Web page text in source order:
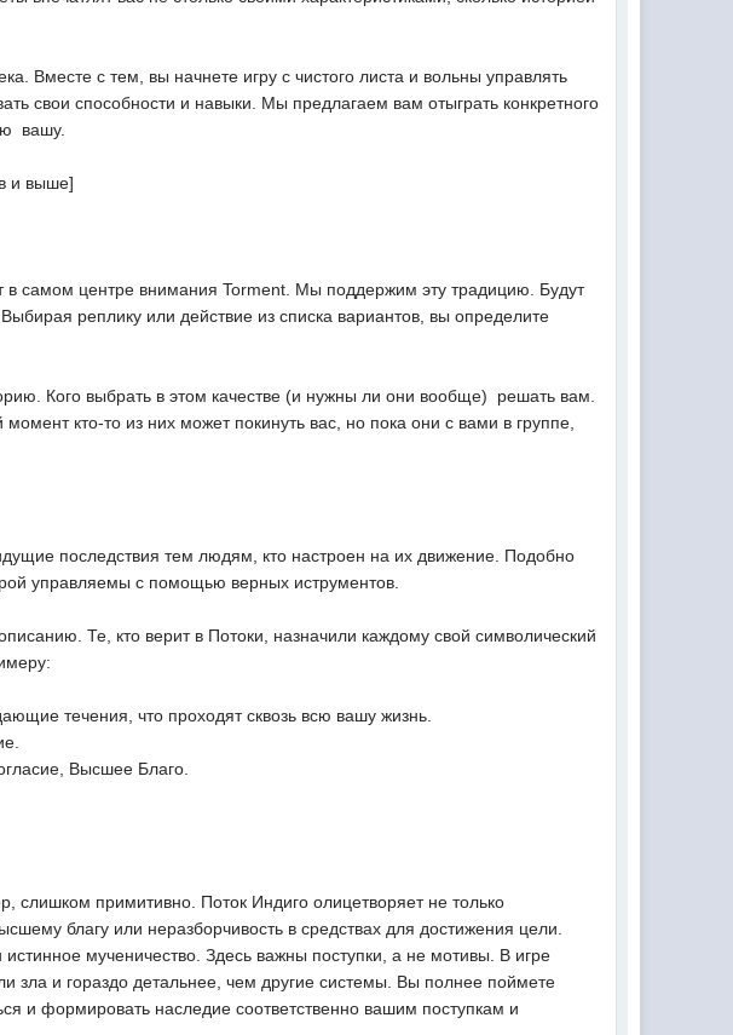
Вместе с тем, вы начнете игру с чистого листа и вольны управлять
свои способности и навыки. Мы предлагаем вам отыграть конкретного
 вашу.
и выше]
в самом центре внимания Torment. Мы поддержим эту традицию. Будут
реплику или действие из списка вариантов, вы определите
Кого выбрать в этом качестве (и нужны ли они вообще)  решать вам.
кто-то из них может покинуть вас, но пока они с вами в группе,
последствия тем людям, кто настроен на их движение. Подобно
управляемы с помощью верных иструментов.
Те, кто верит в Потоки, назначили каждому свой символический
течения, что проходят сквозь всю вашу жизнь.
Высшее Благо.
слишком примитивно. Поток Индиго олицетворяет не только
благу или неразборчивость в средствах для достижения цели.
мученичество. Здесь важны поступки, а не мотивы. В игре
зла и гораздо детальнее, чем другие системы. Вы полнее поймете
и формировать наследие соответственно вашим поступкам и